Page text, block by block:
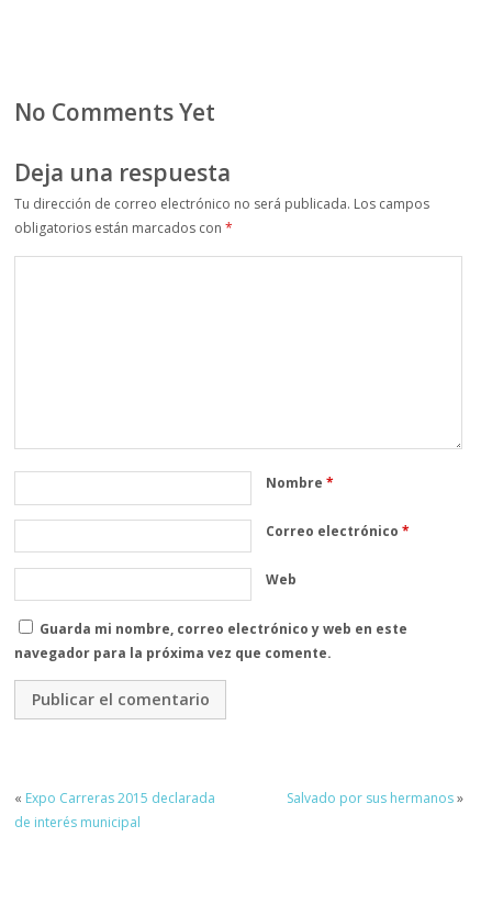
No Comments Yet
Deja una respuesta
Tu dirección de correo electrónico no será publicada. Los campos
obligatorios están marcados con*
Nombre*
Correo electrónico*
Web
Guarda mi nombre, correo electrónico y web en este
navegador para la próxima vez que comente.
« Expo Carreras 2015 declarada
de interés municipal
Salvado por sus hermanos»